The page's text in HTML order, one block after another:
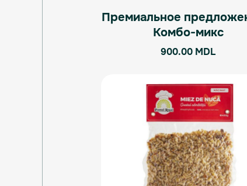
Премиальное
Комбо-микс
900.00 MDL